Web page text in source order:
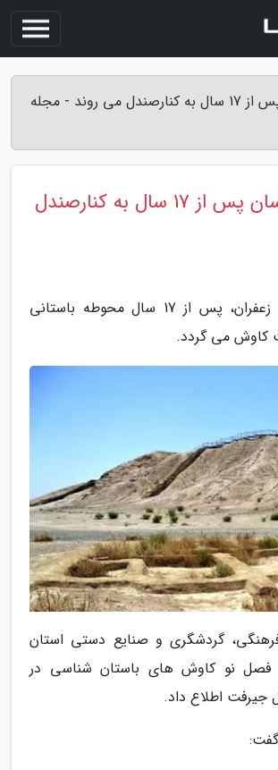
باستان شناسان پس از 17 سال به کنارصندل می روند - مجله
باستان شناسان پس از 17 سال به کنارصندل
به گزارش مجله زعفران، پس از 17 سال محوطه باستانی
کاوش می گردد.
گردشگری و صنایع دستی استان
فصل نو کاوش های باستان شناسی در
جیرفت اطلاع داد.